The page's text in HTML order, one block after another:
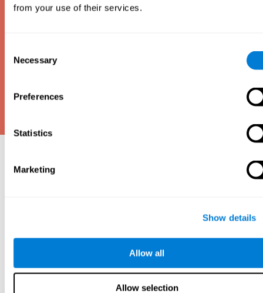
from your use of their services.
Selection
Necessary
Preferences
Statistics
Marketing
Show details
Allow all
Allow selection
Dlaczego warto
Test IQ to jeden z najlepszych i najskuteczniejszych
sposobów oceny swojej inteligencji. Testy IQ mogą
również pokazać, jak dobrze radzisz sobie w szkole
i jak wypadasz na tle innych osób w twoim wieku.
W CogniFit sprawiliśmy, że testowanie IQ było
zabawne i powtarzalne, dlatego zaprojektowaliśmy
IQbe tak, aby zapewniał natychmiastowe wyniki.